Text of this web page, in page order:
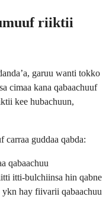
riiktii
garuu wanti tokko
cimaa kana qabaachuuf
kee hubachuun,
carraa guddaa qabda:
qabaachuu
itti-bulchiinsa hin qabne
hay fiivarii qabaachuu